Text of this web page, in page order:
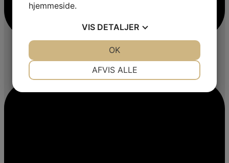
hjemmeside.
VIS DETALJER
AFVIS ALLE
OK